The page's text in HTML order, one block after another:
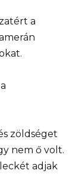
a
zöldséget
nem ő volt.
adjak